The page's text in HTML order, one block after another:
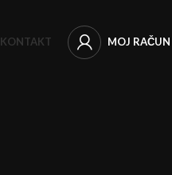
KONTAKT MOJ RAČUN